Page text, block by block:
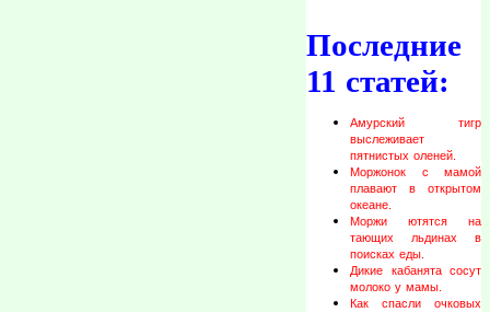
Последние
11 статей:
Амурский тигр
выслеживает
пятнистых оленей.
Моржонок с мамой
плавают в открытом
океане.
Моржи ютятся на
тающих льдинах в
поисках еды.
Дикие кабанята сосут
молоко у мамы.
Как спасли очковых